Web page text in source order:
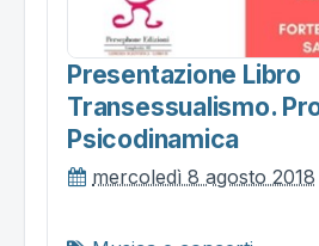
Presentazione Libro
Transessualismo.
Psicodinamica
mercoledì 8 agosto 2018